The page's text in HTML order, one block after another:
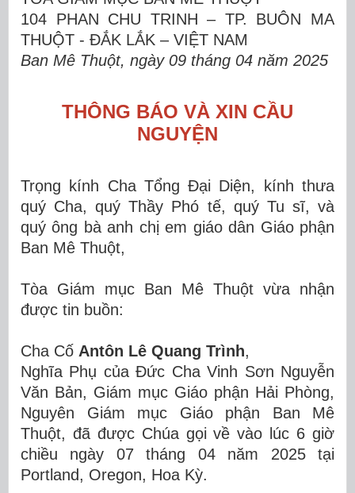
104 PHAN CHU TRINH – TP. BUÔN MA
THUỘT - ĐẮK LẮK – VIỆT NAM
Ban Mê Thuột, ngày 09 tháng 04 năm 2025
THÔNG BÁO VÀ XIN CẦU
NGUYỆN
Trọng kính Cha Tổng Đại Diện, kính thưa
quý Cha, quý Thầy Phó tế, quý Tu sĩ, và
quý ông bà anh chị em giáo dân Giáo phận
Ban Mê Thuột,
Tòa Giám mục Ban Mê Thuột vừa nhận
được tin buồn:
Cha Cố Antôn Lê Quang Trình,
Nghĩa Phụ của Đức Cha Vinh Sơn Nguyễn
Văn Bản, Giám mục Giáo phận Hải Phòng,
Nguyên Giám mục Giáo phận Ban Mê
Thuột, đã được Chúa gọi về vào lúc 6 giờ
chiều ngày 07 tháng 04 năm 2025 tại
Portland, Oregon, Hoa Kỳ.